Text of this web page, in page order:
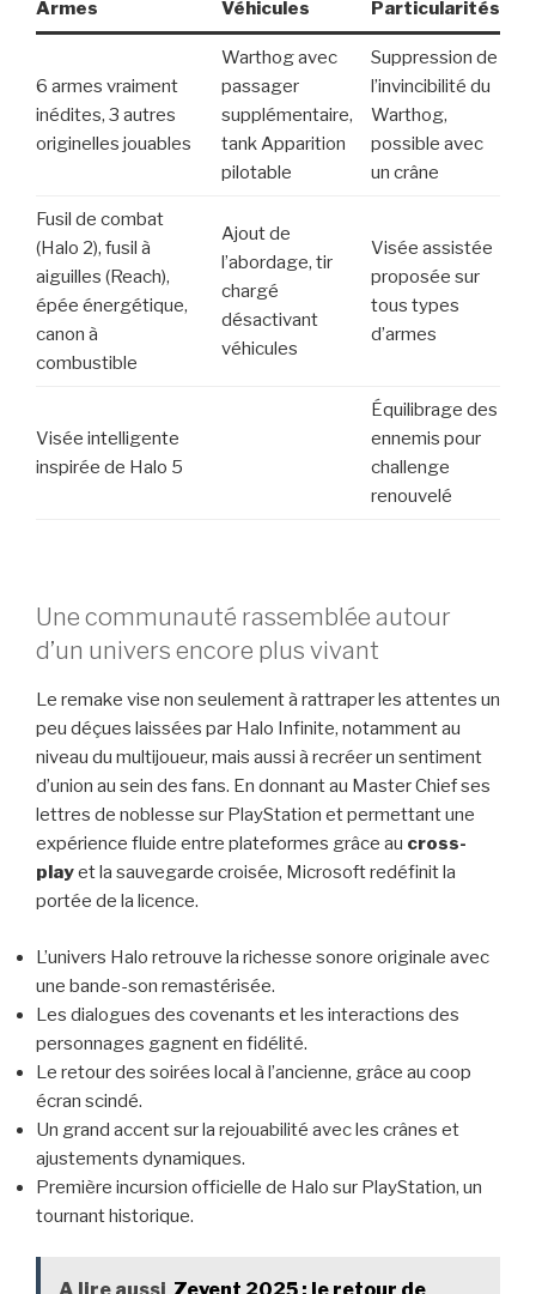
Armes Véhicules Particularités
6 armes vraiment
inédites, 3 autres
originelles jouables
Warthog avec
passager
supplémentaire,
tank Apparition
pilotable
Suppression de
l’invincibilité du
Warthog,
possible avec
un crâne
Fusil de combat
(Halo 2), fusil à
aiguilles (Reach),
épée énergétique,
canon à
combustible
Ajout de
l’abordage, tir
chargé
désactivant
véhicules
Visée assistée
proposée sur
tous types
d’armes
Visée intelligente
inspirée de Halo 5
Équilibrage des
ennemis pour
challenge
renouvelé
Une communauté rassemblée autour
d’un univers encore plus vivant
Le remake vise non seulement à rattraper les attentes un
peu déçues laissées par Halo Infinite, notamment au
niveau du multijoueur, mais aussi à recréer un sentiment
d’union au sein des fans. En donnant au Master Chief ses
lettres de noblesse sur PlayStation et permettant une
expérience fluide entre plateformes grâce au cross-
playet la sauvegarde croisée, Microsoft redéfinit la
portée de la licence.
L’univers Halo retrouve la richesse sonore originale avec
une bande-son remastérisée.
Les dialogues des covenants et les interactions des
personnages gagnent en fidélité.
Le retour des soirées local à l’ancienne, grâce au coop
écran scindé.
Un grand accent sur la rejouabilité avec les crânes et
ajustements dynamiques.
Première incursion officielle de Halo sur PlayStation, un
tournant historique.